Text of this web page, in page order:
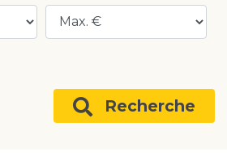
Recherche